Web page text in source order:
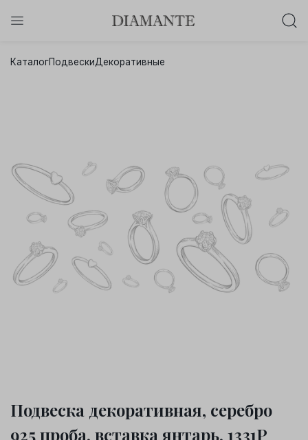
Осталось:
КаталогПодвескиДекоративные
Подвеска декоративная, серебро
925 проба, вставка янтарь, 1331Р